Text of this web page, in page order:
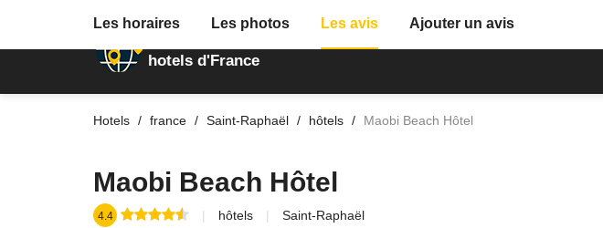
Annuaire des
hotels d'France
Hotels france Saint-Raphaël hôtels Maobi Beach Hôtel
Maobi Beach Hôtel
4.4 hôtels Saint-Raphaël
Les horaires Les photos Les avis Ajouter un avis